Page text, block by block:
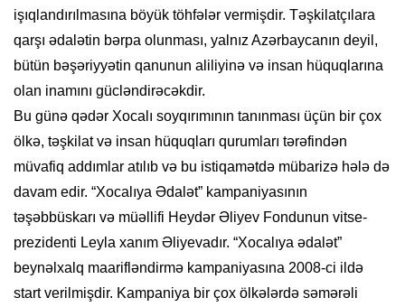
işıqlandırılmasına böyük töhfələr vermişdir. Təşkilatçılara
qarşı ədalətin bərpa olunması, yalnız Azərbaycanın deyil,
bütün bəşəriyyətin qanunun aliliyinə və insan hüquqlarına
olan inamını gücləndirəcəkdir.
Bu günə qədər Xocalı soyqırımının tanınması üçün bir çox
ölkə, təşkilat və insan hüquqları qurumları tərəfindən
müvafiq addımlar atılıb və bu istiqamətdə mübarizə hələ də
davam edir. “Xocalıya Ədalət” kampaniyasının
təşəbbüskarı və müəllifi Heydər Əliyev Fondunun vitse-
prezidenti Leyla xanım Əliyevadır. “Xocalıya ədalət”
beynəlxalq maarifləndirmə kampaniyasına 2008-ci ildə
start verilmişdir. Kampaniya bir çox ölkələrdə səmərəli